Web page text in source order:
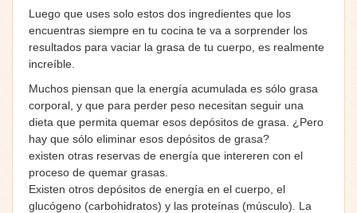
Luego que uses solo estos dos ingredientes que los
encuentras siempre en tu cocina te va a sorprender los
resultados para vaciar la grasa de tu cuerpo, es realmente
increíble.
Muchos piensan que la energía acumulada es sólo grasa
corporal, y que para perder peso necesitan seguir una
dieta que permita quemar esos depósitos de grasa. ¿Pero
hay que sólo eliminar esos depósitos de grasa?
existen otras reservas de energía que intereren con el
proceso de quemar grasas.
Existen otros depósitos de energía en el cuerpo, el
glucógeno (carbohidratos) y las proteínas (músculo). La